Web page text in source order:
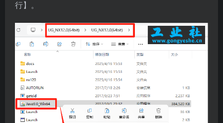
行】。